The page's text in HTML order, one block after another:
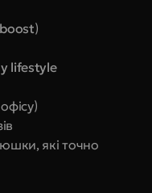
)
lifestyle
які точно